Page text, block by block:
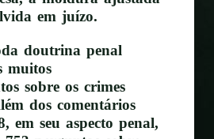
em juízo.
doutrina penal
muitos
sobre os crimes
dos comentários
, em seu aspecto penal,